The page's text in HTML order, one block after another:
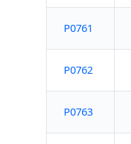
P0761
P0762
P0763